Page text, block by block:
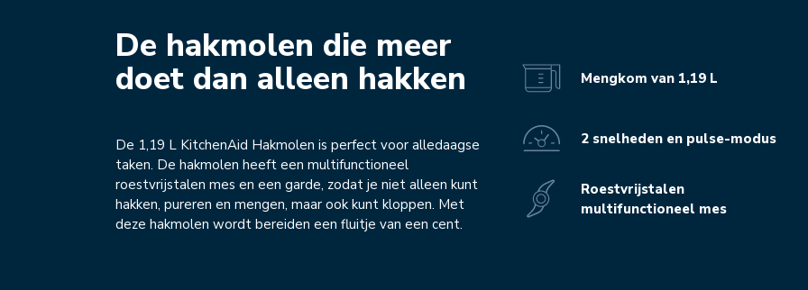
De hakmolen die meer
doet dan alleen hakken
De 1,19 L KitchenAid Hakmolen is perfect voor alledaagse
taken. De hakmolen heeft een multifunctioneel
roestvrijstalen mes en een garde, zodat je niet alleen kunt
hakken, pureren en mengen, maar ook kunt kloppen. Met
deze hakmolen wordt bereiden een fluitje van een cent.
Mengkom van 1,19 L
2 snelheden en pulse-modus
Roestvrijstalen
multifunctioneel mes